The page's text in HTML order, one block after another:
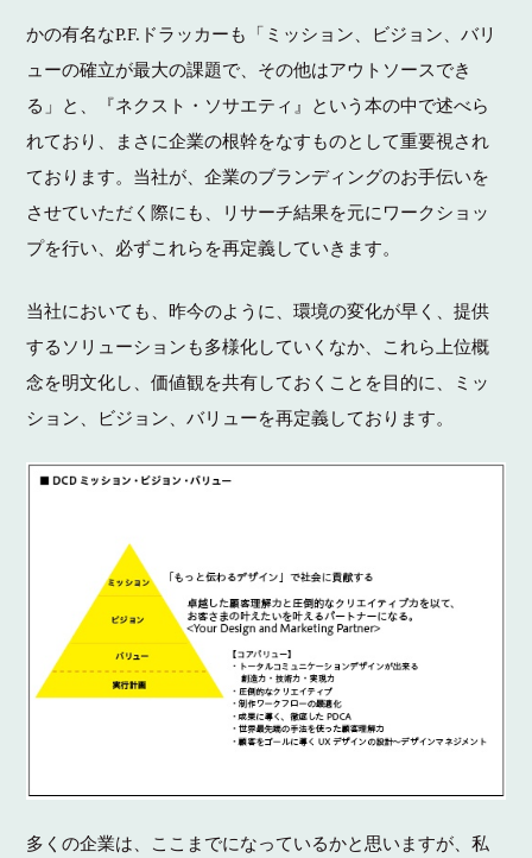
かの有名なP.F.ドラッカーも「ミッション、ビジョン、バリ
ューの確立が最大の課題で、その他はアウトソースでき
る」と、『ネクスト・ソサエティ』という本の中で述べら
れており、まさに企業の根幹をなすものとして重要視され
ております。当社が、企業のブランディングのお手伝いを
させていただく際にも、リサーチ結果を元にワークショッ
プを行い、必ずこれらを再定義していきます。
当社においても、昨今のように、環境の変化が早く、提供
するソリューションも多様化していくなか、これら上位概
念を明文化し、価値観を共有しておくことを目的に、ミッ
ション、ビジョン、バリューを再定義しております。
多くの企業は、ここまでになっているかと思いますが、私